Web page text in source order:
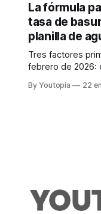
La fórmula
tasa de
planilla de
Tres factores
febrero de 2026:
la progresividad,
By Youtopia 22